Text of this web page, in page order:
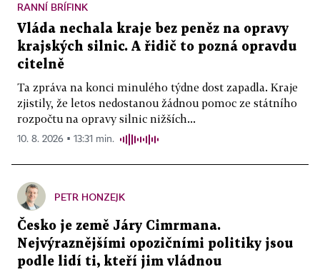
RANNÍ BRÍFINK
Vláda nechala kraje bez peněz na opravy
krajských silnic. A řidič to pozná opravdu
citelně
Ta zpráva na konci minulého týdne dost zapadla. Kraje
zjistily, že letos nedostanou žádnou pomoc ze státního
rozpočtu na opravy silnic nižších...
10. 8. 2026 ▪ 13:31 min.
PETR HONZEJK
Česko je země Járy Cimrmana.
Nejvýraznějšími opozičními politiky jsou
podle lidí ti, kteří jim vládnou